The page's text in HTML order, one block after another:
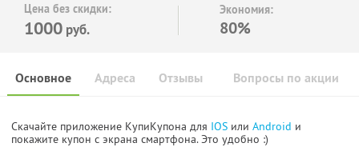
Цена без скидки:
1000 руб.
Экономия:
80%
Основное Отзывы Вопросы по акции
Адреса
Скачайте приложение КупиКупона для IOS или Android и
покажите купон с экрана смартфона. Это удобно :)